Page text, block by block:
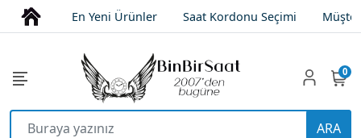
En Yeni Ürünler Saat Kordonu Seçimi
ARA
0